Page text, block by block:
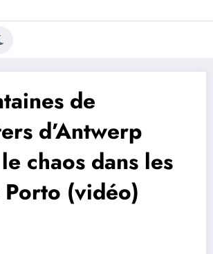
Trivela
L'actualité du football
de
d’Antwerp
chaos dans les
(vidéo)